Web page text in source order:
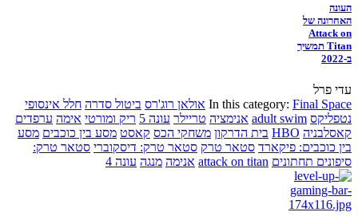
העונה
האחרונה של
Attack on
Titan תמשיך
ב-2022
עדי פרל
In this category: Final Space אולאן רוג'רס ביטול סדרה חלל אינסופי
נטפליקס adult swim אנימציה טריילר עונה 5 ריק ומורטי אימה ערפדים
קאסלבניה HBO בית הדרקון משחקי הכס קאסט מסע בין כוכבים מסע
בין כוכבים: פיקארד סטאר טרק סטאר טרק: דיסקוברי סטאר טרק:
סיפונים תחתונים attack on titan אנימה מנגה עונה 4